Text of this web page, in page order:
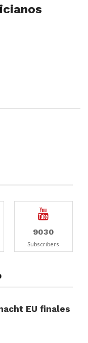
9030
Subscribers
EU finales